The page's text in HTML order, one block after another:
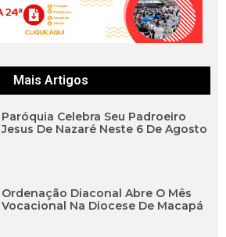
Mais Artigos
Paróquia Celebra Seu Padroeiro
Jesus De Nazaré Neste 6 De Agosto
Ordenação Diaconal Abre O Mês
Vocacional Na Diocese De Macapá